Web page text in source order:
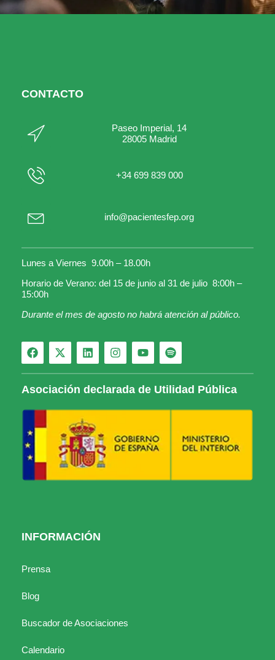
CONTACTO
Paseo Imperial, 14
28005 Madrid
+34 699 839 000
info@pacientesfep.org
Lunes a Viernes 9.00h – 18.00h
Horario de Verano: del 15 de junio al 31 de julio 8:00h –
15:00h
Durante el mes de agosto no habrá atención al público.
Asociación declarada de Utilidad Pública
INFORMACIÓN
Prensa
Blog
Buscador de Asociaciones
Calendario